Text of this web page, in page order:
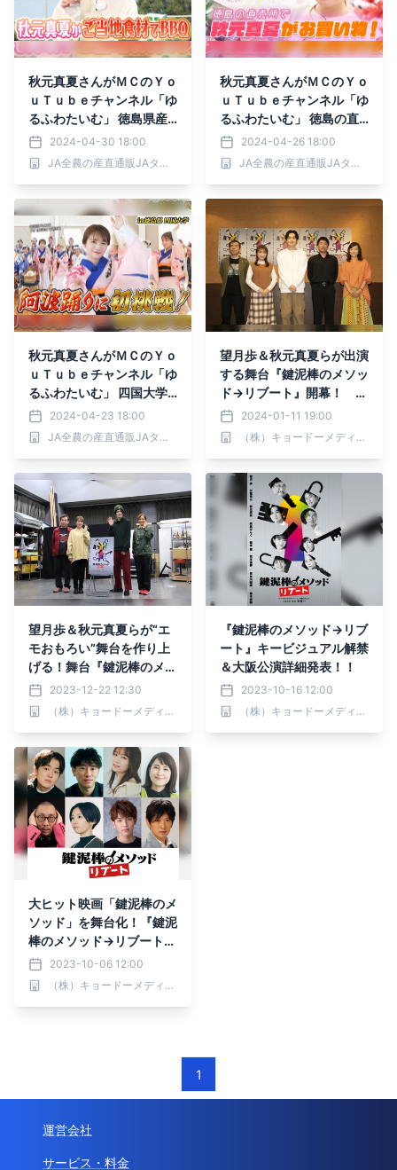
秋元真夏さんがＭＣのＹｏ
ｕＴｕｂｅチャンネル「ゆ
るふわたいむ」 徳島県産
食材でバーベキューを堪能
～ 産地直送通販サイト
「ＪＡタウン」の番組を配
2024-04-30 18:00
JA全農の産直通販JAタウン
秋元真夏さんがＭＣのＹｏ
ｕＴｕｂｅチャンネル「ゆ
るふわたいむ」 徳島の直
売所で新鮮な野菜を購入！
直筆の手書きPOPも作成
～ 産地直送通販サイト
信中！ ～
2024-04-26 18:00
JA全農の産直通販JAタウン
秋元真夏さんがＭＣのＹｏ
ｕＴｕｂｅチャンネル「ゆ
るふわたいむ」 四国大学
の学生が圧巻の演舞！徳島
県で阿波踊りを体験！ ～
産地直送通販サイト「ＪＡ
2024-04-23 18:00
JA全農の産直通販JAタウン
望月歩＆秋元真夏らが出演
する舞台『鍵泥棒のメソッ
ド→リブート』開幕！
「心の底から楽しめて笑え
て、元気が出る舞台」
2024-01-11 19:00
（株）キョードーメディアス
望月歩＆秋元真夏らが“エ
モおもろい”舞台を作り上
げる！舞台『鍵泥棒のメソ
ッド→リブート』稽古場取
材会開催
2023-12-22 12:30
（株）キョードーメディアス
『鍵泥棒のメソッド→リブ
ート』キービジュアル解禁
＆大阪公演詳細発表！！
2023-10-16 12:00
（株）キョードーメディアス
大ヒット映画「鍵泥棒のメ
ソッド」を舞台化！『鍵泥
棒のメソッド→リブート』
全キャスト発表＆東京公演
詳細発表！！
2023-10-06 12:00
（株）キョードーメディアス
1
運営会社
サービス・料金